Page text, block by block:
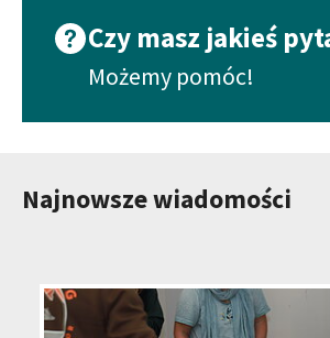
Czy masz jakieś
Możemy pomóc!
Najnowsze wiadomości